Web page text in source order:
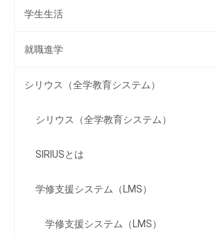
学生生活
就職進学
シリウス（全学教育システム）
シリウス（全学教育システム）
SIRIUSとは
学修支援システム（LMS）
学修支援システム（LMS）